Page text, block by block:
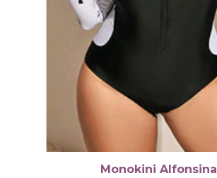
Monokini Alfonsina